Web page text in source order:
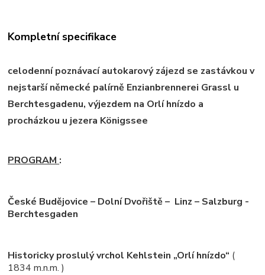
Kompletní specifikace
celodenní poznávací autokarový zájezd se zastávkou v
nejstarší německé palírně Enzianbrennerei Grassl u
Berchtesgadenu, výjezdem na Orlí hnízdo a
procházkou u jezera Königssee
PROGRAM :
České Budějovice – Dolní Dvořiště – Linz – Salzburg -
Berchtesgaden
Historicky proslulý vrchol Kehlstein „Orlí hnízdo“ (
1834 m.n.m. )